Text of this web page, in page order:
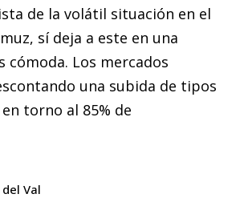
de la volátil situación en el
sí deja a este en una
cómoda. Los mercados
una subida de tipos
torno al 85% de
Val